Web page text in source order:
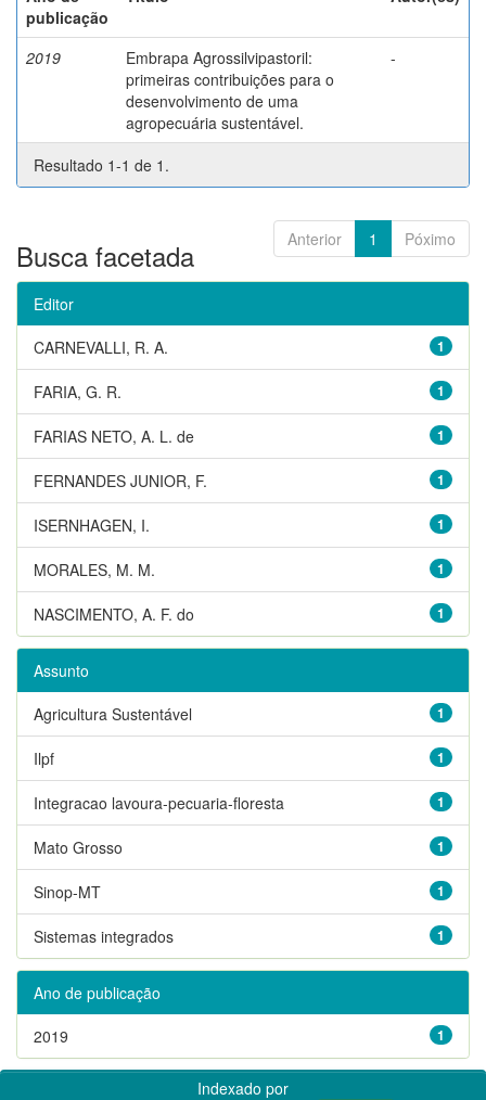
publicação
2019
Embrapa Agrossilvipastoril:
primeiras contribuições para o
desenvolvimento de uma
agropecuária sustentável.
-
Resultado 1-1 de 1.
Anterior 1 Póximo
Busca facetada
Editor
1
CARNEVALLI, R. A.
1
FARIA, G. R.
1
FARIAS NETO, A. L. de
1
FERNANDES JUNIOR, F.
1
ISERNHAGEN, I.
1
MORALES, M. M.
1
NASCIMENTO, A. F. do
Assunto
1
Agricultura Sustentável
1
Ilpf
1
Integracao lavoura-pecuaria-floresta
1
Mato Grosso
1
Sinop-MT
1
Sistemas integrados
Ano de publicação
1
2019
Indexado por